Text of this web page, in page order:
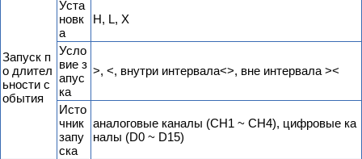
Запуск п
о длител
ьности с
обытия
Уста
новк
а
H, L, X
Усло
вие з
апус
ка
>, <, внутри интервала<>, вне интервала ><
Исто
чник
запу
ска
аналоговые каналы (CH1 ~ CH4), цифровые ка
налы (D0 ~ D15)